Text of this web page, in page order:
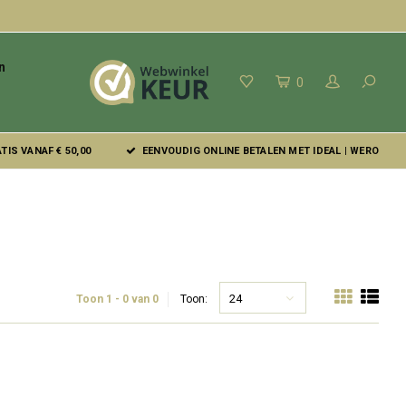
0
VANAF € 50,00 EENVOUDIG ONLINE BETALEN MET IDEAL | WERO
Toon 1 - 0 van 0 Toon: 24